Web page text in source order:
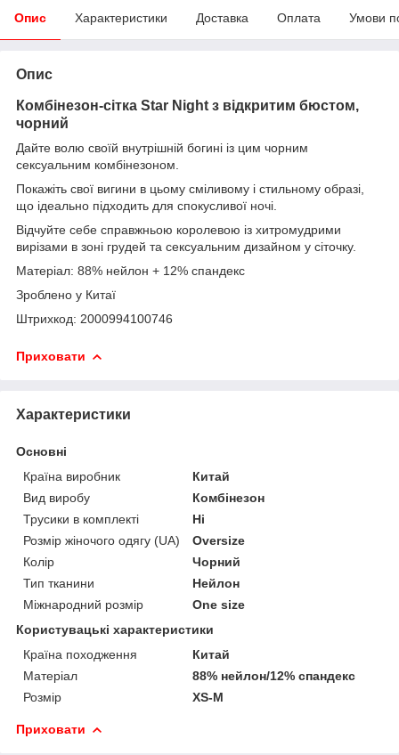
Опис Характеристики Доставка Оплата Умови
Опис
Комбінезон-сітка Star Night з відкритим бюстом,
чорний
Дайте волю своїй внутрішній богині із цим чорним
сексуальним комбінезоном.
Покажіть свої вигини в цьому сміливому і стильному образі,
що ідеально підходить для спокусливої ночі.
Відчуйте себе справжньою королевою із хитромудрими
вирізами в зоні грудей та сексуальним дизайном у сіточку.
Матеріал: 88% нейлон + 12% спандекс
Зроблено у Китаї
Штрихкод: 2000994100746
Приховати
Характеристики
Основні
Країна виробник
Китай
Вид виробу
Комбінезон
Трусики в комплекті
Ні
Розмір жіночого одягу (UA)
Oversize
Колір
Чорний
Тип тканини
Нейлон
Міжнародний розмір
One size
Користувацькі характеристики
Країна походження
Китай
Матеріал
88% нейлон/12% спандекс
Розмір
XS-M
Приховати